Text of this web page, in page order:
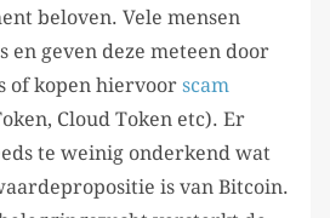
beloven. Vele mensen
en geven deze meteen door
of kopen hiervoor scam
Cloud Token etc). Er
te weinig onderkend wat
is van Bitcoin.